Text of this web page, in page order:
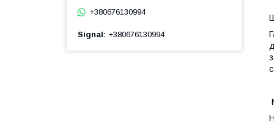
+380676130994
Signal +380676130994